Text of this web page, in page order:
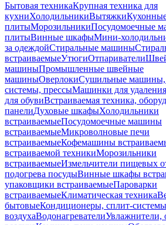
Бытовая техникаКрупная техника для
кухниХолодильникиВытяжки
плитыМорозильникиПосудомоечные
плитыВинные шкафыМини-
за одеждойСтиральные машины
встраиваемыеУтюгиОтпариватели
машиныПромышленные швейные
машиныОверлокиСушильные
системы, прессыМашинки для
для обувиВстраиваемая техника,
панелиДуховые шкафыХолодильники
встраиваемыеПосудомоечные машины
встраиваемыеМикроволновые печи
встраиваемыеКофемашины
встраиваемой техникиМорозильники
встраиваемыеИзмельчители пищевых
подогрева посудыВинные шкафы
упаковщики встраиваемыеПароварки
встраиваемыеКлиматическая техника
бытовыеКондиционеры, сплит-системы
воздухаВодонагревателиУвлажнители,